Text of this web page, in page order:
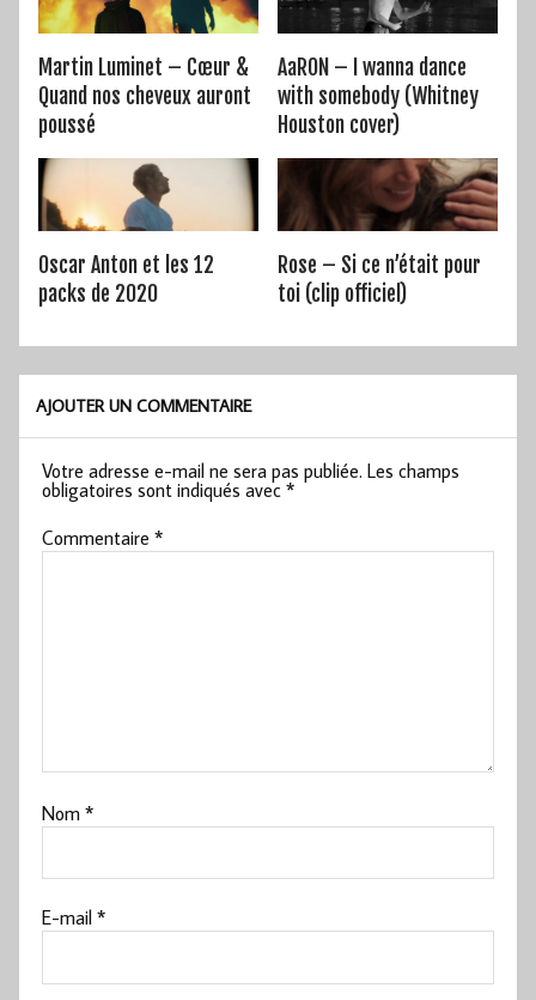
Martin Luminet – Cœur &
Quand nos cheveux auront
poussé
AaRON – I wanna dance
with somebody (Whitney
Houston cover)
Oscar Anton et les 12
packs de 2020
Rose – Si ce n’était pour
toi (clip officiel)
AJOUTER UN COMMENTAIRE
Votre adresse e-mail ne sera pas publiée. Les champs
obligatoires sont indiqués avec*
Commentaire*
Nom*
E-mail*